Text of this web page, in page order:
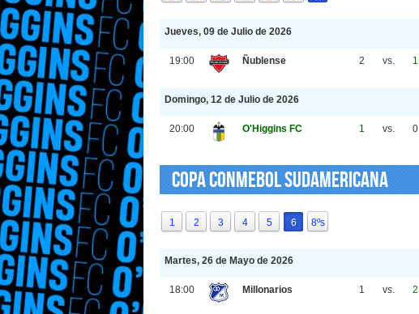
Jueves, 09 de Julio de 2026
19:00 Ñublense 2 vs. 1
Domingo, 12 de Julio de 2026
20:00 O'Higgins FC 1 vs. 0
Copa CONMEBOL Sudamericana
1 2 3 4 5 6 8ºs
Martes, 26 de Mayo de 2026
18:00 Millonarios 1 vs. 2